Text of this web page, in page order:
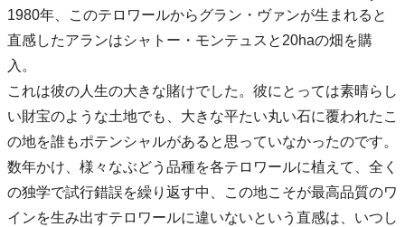
1980年、このテロワールからグラン・ヴァンが生まれると
直感したアランはシャトー・モンテュスと20haの畑を購
入。
これは彼の人生の大きな賭けでした。彼にとっては素晴らし
い財宝のような土地でも、大きな平たい丸い石に覆われたこ
の地を誰もポテンシャルがあると思っていなかったのです。
数年かけ、様々なぶどう品種を各テロワールに植えて、全く
の独学で試行錯誤を繰り返す中、この地こそが最高品質のワ
インを生み出すテロワールに違いないという直感は、いつし